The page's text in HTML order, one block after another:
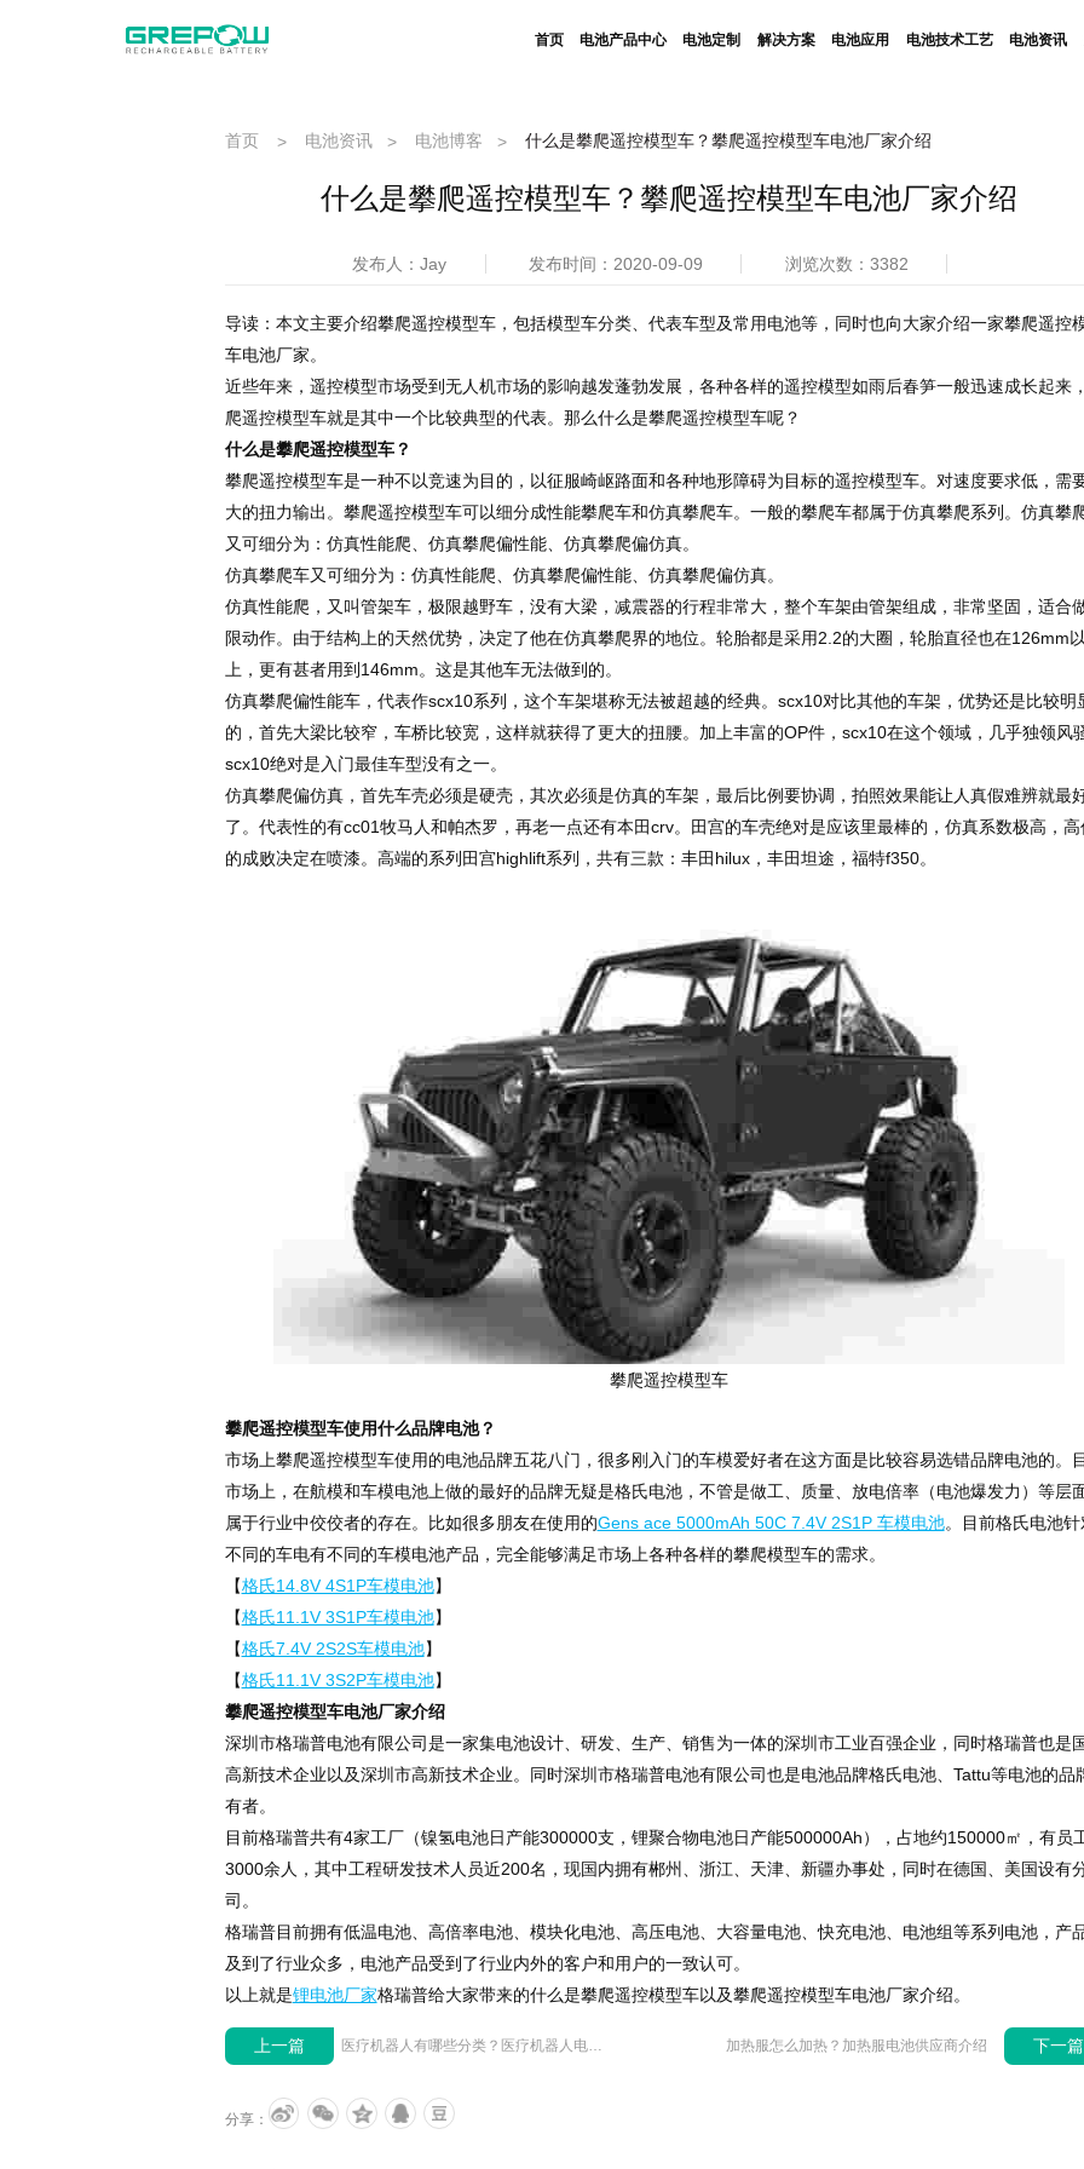
首页 电池产品中心 电池定制 解决方案 电池应用 电池技术工艺 电池资讯
首页 > 电池资讯 > 电池博客 > 什么是攀爬遥控模型车？攀爬遥控模型车电池厂家介绍
什么是攀爬遥控模型车？攀爬遥控模型车电池厂家介绍
发布人：Jay 发布时间：2020-09-09 浏览次数：3382
导读：本文主要介绍攀爬遥控模型车，包括模型车分类、代表车型及常用电池等，同时也向大家介绍一家攀爬遥控
车电池厂家。
近些年来，遥控模型市场受到无人机市场的影响越发蓬勃发展，各种各样的遥控模型如雨后春笋一般迅速成长起来
爬遥控模型车就是其中一个比较典型的代表。那么什么是攀爬遥控模型车呢？
什么是攀爬遥控模型车？
攀爬遥控模型车是一种不以竞速为目的，以征服崎岖路面和各种地形障碍为目标的遥控模型车。对速度要求低，需
大的扭力输出。攀爬遥控模型车可以细分成性能攀爬车和仿真攀爬车。一般的攀爬车都属于仿真攀爬系列。仿真攀
又可细分为：仿真性能爬、仿真攀爬偏性能、仿真攀爬偏仿真。
仿真攀爬车又可细分为：仿真性能爬、仿真攀爬偏性能、仿真攀爬偏仿真。
仿真性能爬，又叫管架车，极限越野车，没有大梁，减震器的行程非常大，整个车架由管架组成，非常坚固，适合
限动作。由于结构上的天然优势，决定了他在仿真攀爬界的地位。轮胎都是采用2.2的大圈，轮胎直径也在126mm以
上，更有甚者用到146mm。这是其他车无法做到的。
仿真攀爬偏性能车，代表作scx10系列，这个车架堪称无法被超越的经典。scx10对比其他的车架，优势还是比较明
的，首先大梁比较窄，车桥比较宽，这样就获得了更大的扭腰。加上丰富的OP件，scx10在这个领域，几乎独领风骚
scx10绝对是入门最佳车型没有之一。
仿真攀爬偏仿真，首先车壳必须是硬壳，其次必须是仿真的车架，最后比例要协调，拍照效果能让人真假难辨就最
了。代表性的有cc01牧马人和帕杰罗，再老一点还有本田crv。田宫的车壳绝对是应该里最棒的，仿真系数极高，高
的成败决定在喷漆。高端的系列田宫highlift系列，共有三款：丰田hilux，丰田坦途，福特f350。
攀爬遥控模型车
攀爬遥控模型车使用什么品牌电池？
市场上攀爬遥控模型车使用的电池品牌五花八门，很多刚入门的车模爱好者在这方面是比较容易选错品牌电池的。
市场上，在航模和车模电池上做的最好的品牌无疑是格氏电池，不管是做工、质量、放电倍率（电池爆发力）等层
属于行业中佼佼者的存在。比如很多朋友在使用的Gens ace 5000mAh 50C 7.4V 2S1P 车模电池。目前格氏电池针
不同的车电有不同的车模电池产品，完全能够满足市场上各种各样的攀爬模型车的需求。
【格氏14.8V 4S1P车模电池】
【格氏11.1V 3S1P车模电池】
【格氏7.4V 2S2S车模电池】
【格氏11.1V 3S2P车模电池】
攀爬遥控模型车电池厂家介绍
深圳市格瑞普电池有限公司是一家集电池设计、研发、生产、销售为一体的深圳市工业百强企业，同时格瑞普也是
高新技术企业以及深圳市高新技术企业。同时深圳市格瑞普电池有限公司也是电池品牌格氏电池、Tattu等电池的品
有者。
目前格瑞普共有4家工厂（镍氢电池日产能300000支，锂聚合物电池日产能500000Ah），占地约150000㎡，有员
3000余人，其中工程研发技术人员近200名，现国内拥有郴州、浙江、天津、新疆办事处，同时在德国、美国设有
司。
格瑞普目前拥有低温电池、高倍率电池、模块化电池、高压电池、大容量电池、快充电池、电池组等系列电池，产
及到了行业众多，电池产品受到了行业内外的客户和用户的一致认可。
以上就是锂电池厂家格瑞普给大家带来的什么是攀爬遥控模型车以及攀爬遥控模型车电池厂家介绍。
上一篇 医疗机器人有哪些分类？医疗机器人电池有哪些？ 下一篇
加热服怎么加热？加热服电池供应商介绍
分享：